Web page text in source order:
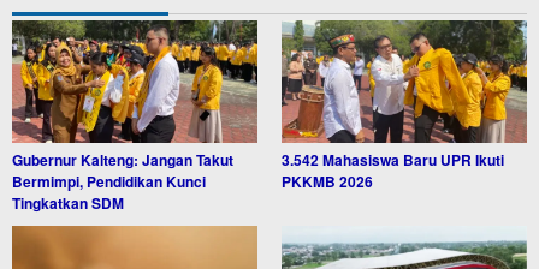
Gubernur Kalteng: Jangan Takut
Bermimpi, Pendidikan Kunci
Tingkatkan SDM
3.542 Mahasiswa Baru UPR Ikuti
PKKMB 2026